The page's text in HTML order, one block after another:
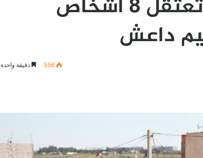
السلطات المغربية تعتقل 8 أشخاص
داعش
556 دقيقة واحدة